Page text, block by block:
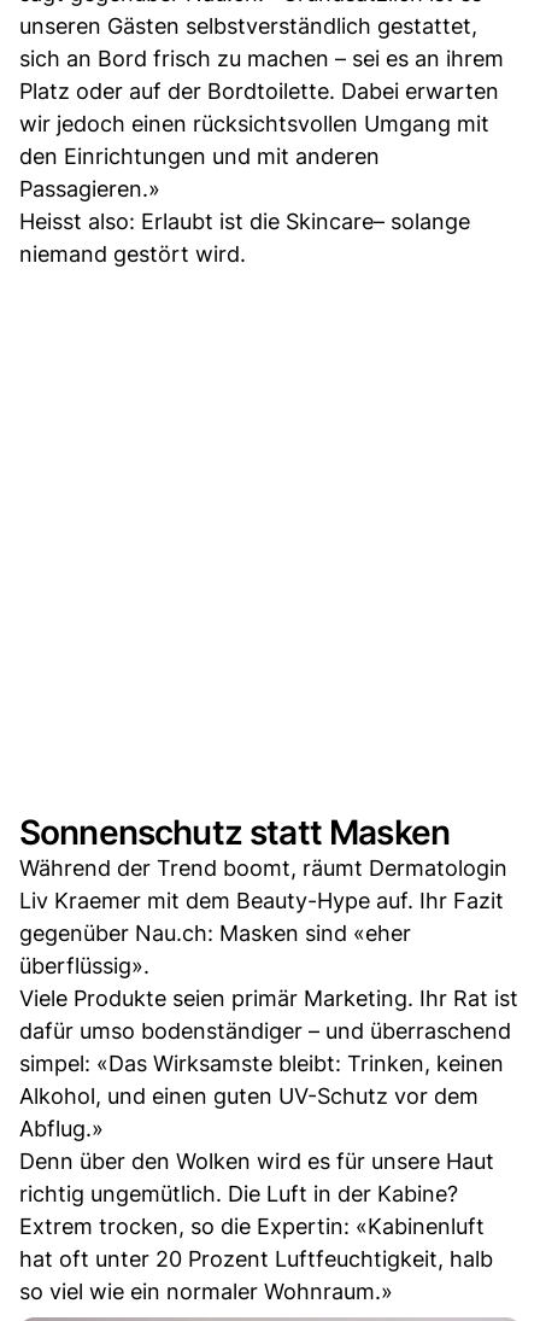
unseren Gästen selbstverständlich gestattet,
sich an Bord frisch zu machen – sei es an ihrem
Platz oder auf der Bordtoilette. Dabei erwarten
wir jedoch einen rücksichtsvollen Umgang mit
den Einrichtungen und mit anderen
Passagieren.»
Heisst also: Erlaubt ist die Skincare– solange
niemand gestört wird.
Sonnenschutz statt Masken
Während der Trend boomt, räumt Dermatologin
Liv Kraemer mit dem Beauty-Hype auf. Ihr Fazit
gegenüber Nau.ch: Masken sind «eher
überflüssig».
Viele Produkte seien primär Marketing. Ihr Rat ist
dafür umso bodenständiger – und überraschend
simpel: «Das Wirksamste bleibt: Trinken, keinen
Alkohol, und einen guten UV-Schutz vor dem
Abflug.»
Denn über den Wolken wird es für unsere Haut
richtig ungemütlich. Die Luft in der Kabine?
Extrem trocken, so die Expertin: «Kabinenluft
hat oft unter 20 Prozent Luftfeuchtigkeit, halb
so viel wie ein normaler Wohnraum.»